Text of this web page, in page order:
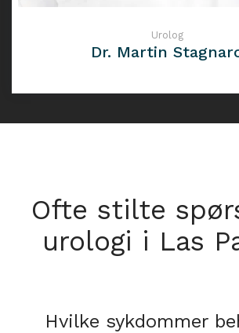
Urolog
Dr. Martin
Ofte stilte
urologi i Las
Hvilke sykdommer